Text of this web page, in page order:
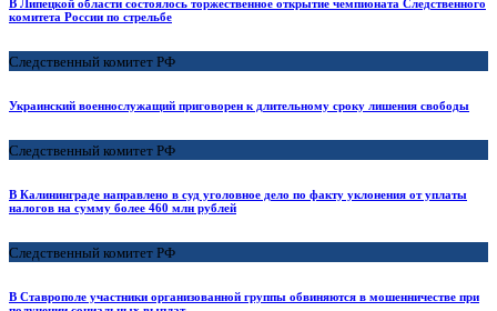
В Липецкой области состоялось торжественное открытие чемпионата Следственного
комитета России по стрельбе
Следственный комитет РФ
Украинский военнослужащий приговорен к длительному сроку лишения свободы
Следственный комитет РФ
В Калининграде направлено в суд уголовное дело по факту уклонения от уплаты
налогов на сумму более 460 млн рублей
Следственный комитет РФ
В Ставрополе участники организованной группы обвиняются в мошенничестве при